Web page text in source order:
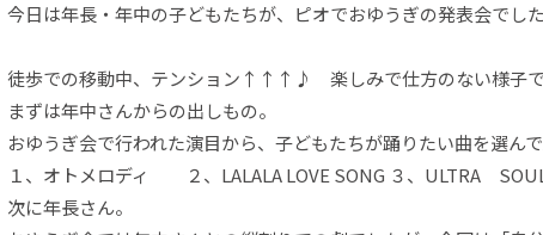
今日は年長・年中の子どもたちが、ピオでおゆうぎの発表会でした
徒歩での移動中、テンション↑↑↑♪ 楽しみで仕方のない様子で
まずは年中さんからの出しもの。
おゆうぎ会で行われた演目から、子どもたちが踊りたい曲を選んで
１、オトメロディ ２、LALALA LOVE SONG ３、ULTRA
次に年長さん。